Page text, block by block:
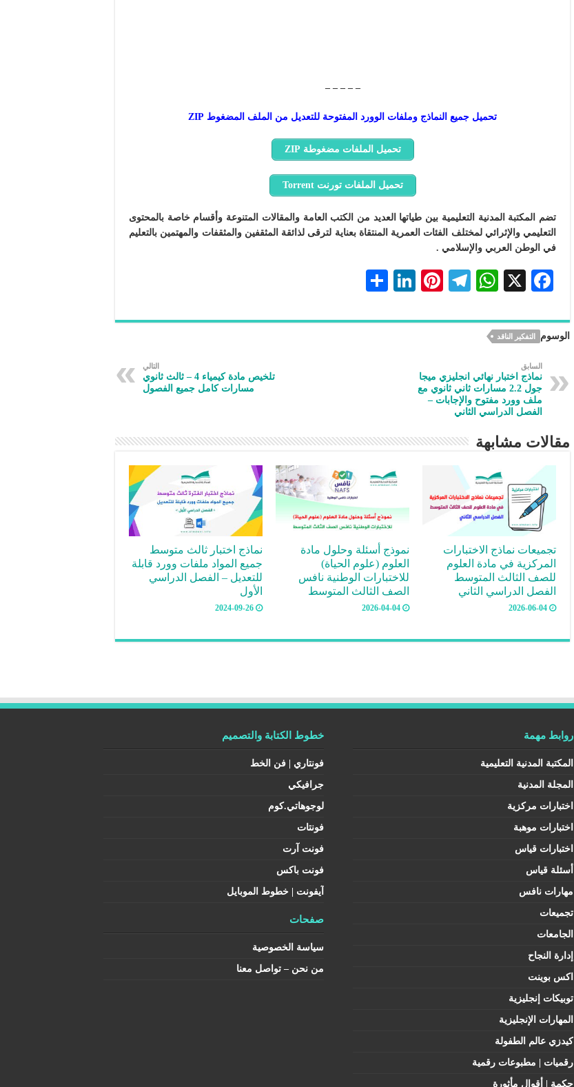
– – – – –
تحميل جميع النماذج وملفات الوورد المفتوحة للتعديل من الملف المضغوط ZIP
تحميل الملفات مضغوطة ZIP
تحميل الملفات تورنت Torrent
تضم المكتبة المدنية التعليمية بين طياتها العديد من الكتب العامة والمقالات المتنوعة وأقسام خاصة بالمحتوى
التعليمي والإثرائي لمختلف الفئات العمرية المنتقاة بعناية لترقى لذائقة المثقفين والمثقفات والمهتمين بالتعليم
في الوطن العربي والإسلامي .
F
eb
oo
k
X
W
at
A
p
p
Te
gr
m
Pi
er
t
Li
ke
ar
الوسوم التفكير الناقد
السابق
نماذج اختبار نهائي انجليزي ميجا
جول 2.2 مسارات ثاني ثانوي مع
ملف وورد مفتوح والإجابات –
الفصل الدراسي الثاني
التالي
تلخيص مادة كيمياء 4 – ثالث ثانوي
مسارات كامل جميع الفصول
مقالات مشابهة
تجميعات نماذج الاختبارات
المركزية في مادة العلوم
للصف الثالث المتوسط
الفصل الدراسي الثاني
2026-06-04
نموذج أسئلة وحلول مادة
العلوم (علوم الحياة)
للاختبارات الوطنية نافس
الصف الثالث المتوسط
2026-04-04
نماذج اختبار ثالث متوسط
جميع المواد ملفات وورد قابلة
للتعديل – الفصل الدراسي
الأول
2024-09-26
روابط مهمة
المكتبة المدنية التعليمية
المجلة المدنية
اختبارات مركزية
اختبارات موهبة
اختبارات قياس
أسئلة قياس
مهارات نافس
تجميعات
الجامعات
إدارة النجاح
اكس بوينت
توبيكات إنجليزية
المهارات الإنجليزية
كيدزي عالم الطفولة
رقميات | مطبوعات رقمية
حكمة | أقوال مأثورة
خطوط الكتابة والتصميم
فونتاري | فن الخط
جرافيكي
لوجوهاتي.كوم
فونتات
فونت آرت
فونت باكس
آيفونت | خطوط الموبايل
صفحات
سياسة الخصوصية
من نحن – تواصل معنا